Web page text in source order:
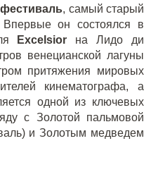
, самый старый
Впервые он состоялся в
Excelsior на Лидо ди
венецианской лагуны
притяжения мировых
кинематографа, а
одной из ключевых
с Золотой пальмовой
и Золотым медведем